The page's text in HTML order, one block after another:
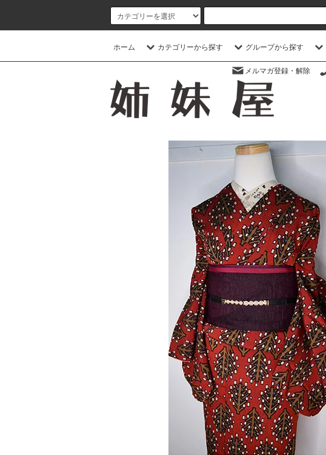
ホーム カテゴリーから探す グループから探す
メルマガ登録・解除